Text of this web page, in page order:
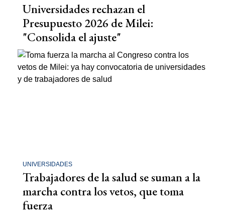
Universidades rechazan el
Presupuesto 2026 de Milei:
"Consolida el ajuste"
UNIVERSIDADES
Trabajadores de la salud se suman a la
marcha contra los vetos, que toma
fuerza